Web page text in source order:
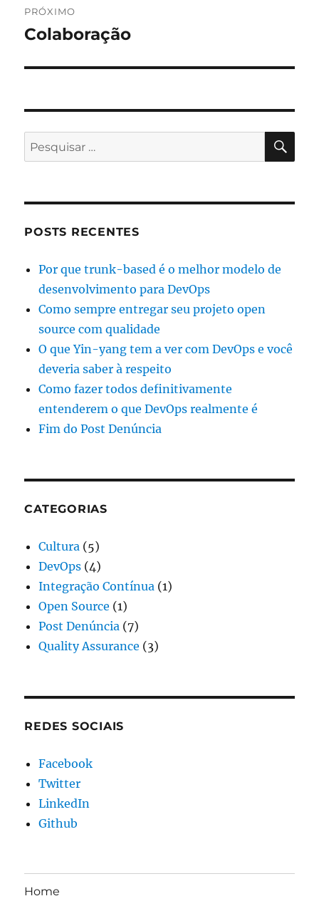
PRÓXIMO
Próximo
Colaboração
Pesquisar
por:
POSTS RECENTES
Por que trunk-based é o melhor modelo de
desenvolvimento para DevOps
Como sempre entregar seu projeto open
source com qualidade
O que Yin-yang tem a ver com DevOps e você
deveria saber à respeito
Como fazer todos definitivamente
entenderem o que DevOps realmente é
Fim do Post Denúncia
CATEGORIAS
Cultura (5)
DevOps (4)
Integração Contínua (1)
Open Source (1)
Post Denúncia (7)
Quality Assurance (3)
REDES SOCIAIS
Facebook
Twitter
LinkedIn
Github
Home